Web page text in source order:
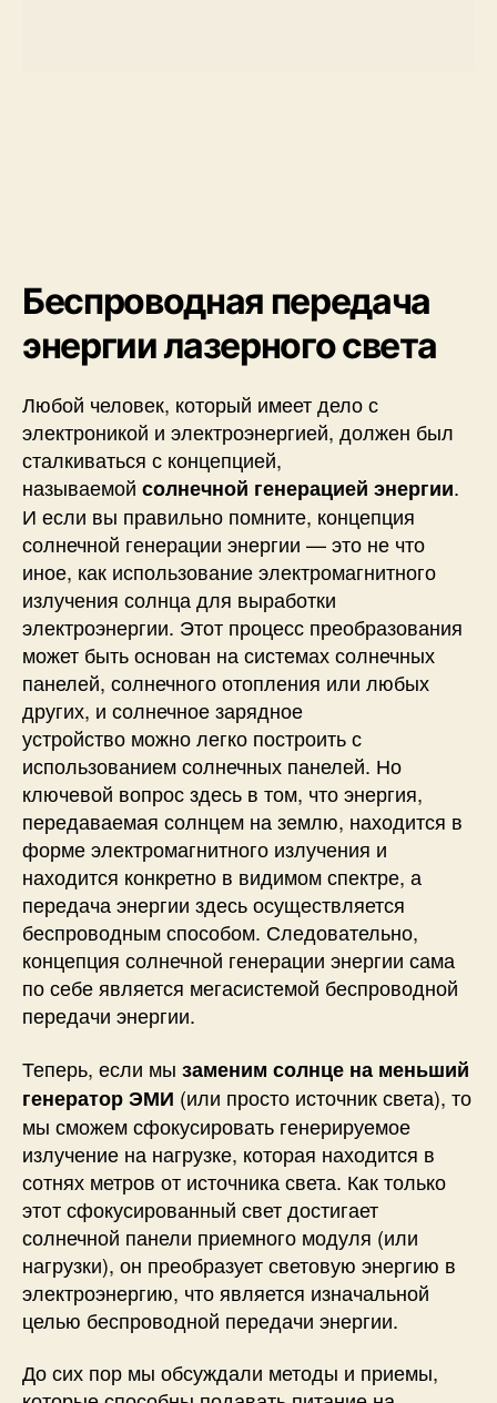
Беспроводная передача
энергии лазерного света
Любой человек, который имеет дело с
электроникой и электроэнергией, должен был
сталкиваться с концепцией,
называемой солнечной генерацией энергии.
И если вы правильно помните, концепция
солнечной генерации энергии — это не что
иное, как использование электромагнитного
излучения солнца для выработки
электроэнергии. Этот процесс преобразования
может быть основан на системах солнечных
панелей, солнечного отопления или любых
других, и солнечное зарядное
устройство можно легко построить с
использованием солнечных панелей. Но
ключевой вопрос здесь в том, что энергия,
передаваемая солнцем на землю, находится в
форме электромагнитного излучения и
находится конкретно в видимом спектре, а
передача энергии здесь осуществляется
беспроводным способом. Следовательно,
концепция солнечной генерации энергии сама
по себе является мегасистемой беспроводной
передачи энергии.
Теперь, если мы заменим солнце на меньший
генератор ЭМИ (или просто источник света), то
мы сможем сфокусировать генерируемое
излучение на нагрузке, которая находится в
сотнях метров от источника света. Как только
этот сфокусированный свет достигает
солнечной панели приемного модуля (или
нагрузки), он преобразует световую энергию в
электроэнергию, что является изначальной
целью беспроводной передачи энергии.
До сих пор мы обсуждали методы и приемы,